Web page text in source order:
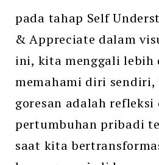
pada tahap Self
& Appreciate dalam
ini, kita menggali lebih
memahami diri sendiri,
goresan adalah refleksi
pertumbuhan pribadi
saat kita